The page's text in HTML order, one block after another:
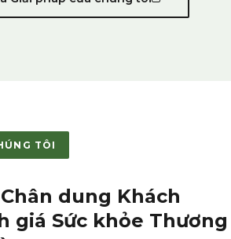
dung Khách
giá Sức khỏe Thương